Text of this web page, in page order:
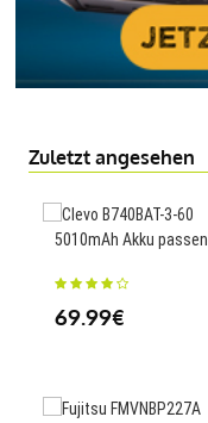
Zuletzt angesehen
5010mAh Akku
69.99€